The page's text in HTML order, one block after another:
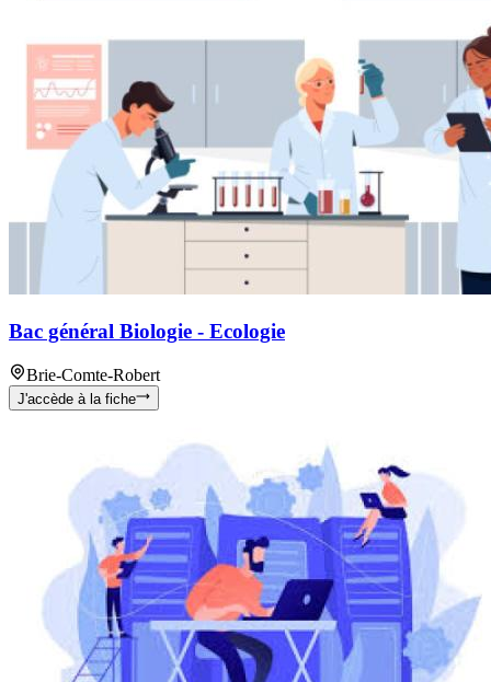
Bac général Biologie - Ecologie
Brie-Comte-Robert
J'accède à la fiche